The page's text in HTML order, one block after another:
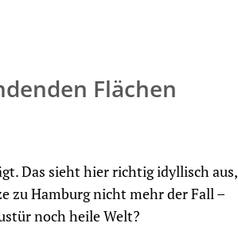
Flächen
Das sieht hier richtig idyllisch aus,
zu Hamburg nicht mehr der Fall –
noch heile Welt?